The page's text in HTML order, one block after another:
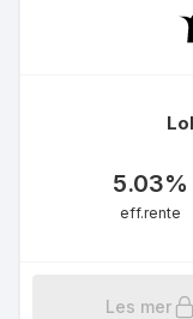
5.03%
eff.rente
Les mer